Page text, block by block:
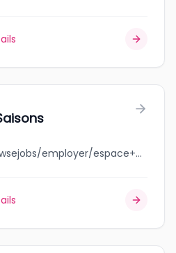
jobbank.gc.ca/browsejobs/employer/espace+4+saisons/ca